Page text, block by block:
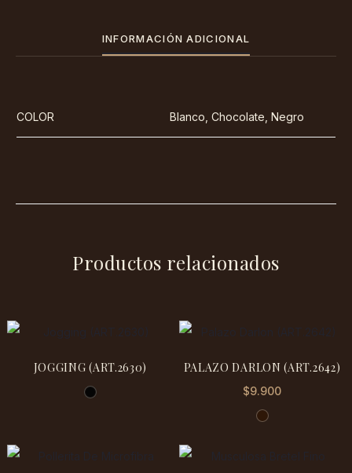
INFORMACIÓN ADICIONAL
COLOR Blanco, Chocolate, Negro
Productos relacionados
JOGGING (ART.2630) PALAZO DARLON (ART.2642)
$9.900